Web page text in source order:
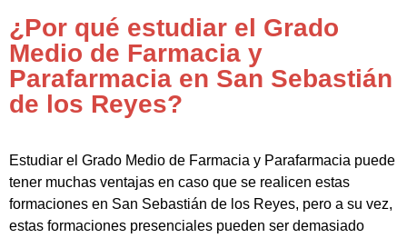
¿Por qué estudiar el Grado
Medio de Farmacia y
Parafarmacia en San Sebastián
de los Reyes?
Estudiar el Grado Medio de Farmacia y Parafarmacia puede
tener muchas ventajas en caso que se realicen estas
formaciones en San Sebastián de los Reyes, pero a su vez,
estas formaciones presenciales pueden ser demasiado